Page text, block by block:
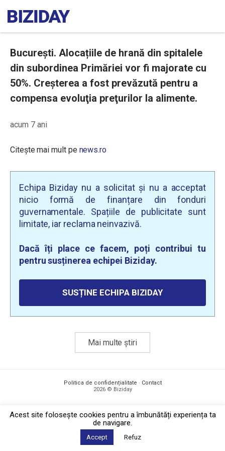
București. Alocațiile de hrană din spitalele
din subordinea Primăriei vor fi majorate cu
50%. Creşterea a fost prevăzută pentru a
compensa evoluţia preţurilor la alimente.
acum 7 ani
Citește mai mult pe news.ro
Echipa Biziday nu a solicitat și nu a acceptat
nicio formă de finanțare din fonduri
guvernamentale. Spațiile de publicitate sunt
limitate, iar reclama neinvazivă.
Dacă îți place ce facem, poți contribui tu
pentru susținerea echipei Biziday.
SUSȚINE ECHIPA BIZIDAY
Mai multe știri
Politica de confidențialitate · Contact
2026 © Biziday
Acest site foloseşte cookies pentru a îmbunătăți experiența ta
de navigare.
Accept Refuz